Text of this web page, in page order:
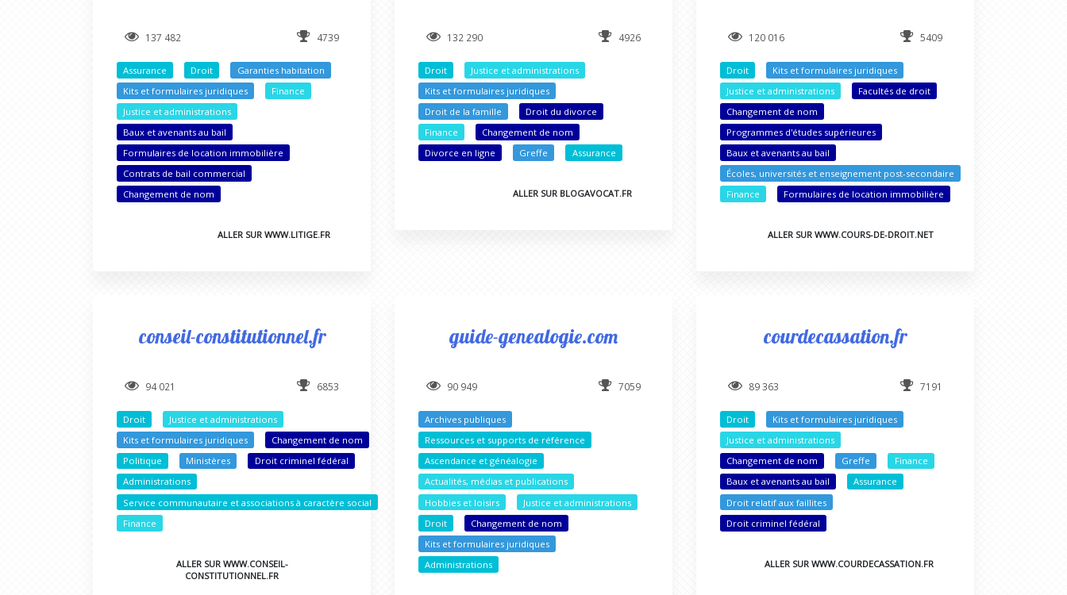
137 482 4739
Assurance Droit
Garanties habitation
Kits et formulaires juridiques
Finance
Justice et administrations
Baux et avenants au bail
Formulaires de location immobilière
Contrats de bail commercial
Changement de nom
ALLER SUR WWW.LITIGE.FR
132 290 4926
Droit
Justice et administrations
Kits et formulaires juridiques
Droit de la famille
Droit du divorce
Finance
Changement de nom
Divorce en ligne
Greffe Assurance
ALLER SUR BLOGAVOCAT.FR
120 016 5409
Droit
Kits et formulaires juridiques
Justice et administrations
Facultés de droit
Changement de nom
Programmes d'études supérieures
Baux et avenants au bail
Écoles, universités et enseignement post-secondaire
Finance
Formulaires de location immobilière
ALLER SUR WWW.COURS-DE-DROIT.NET
conseil-constitutionnel.fr
94 021 6853
Droit
Justice et administrations
Kits et formulaires juridiques
Changement de nom
Politique
Ministères
Droit criminel fédéral
Administrations
Service communautaire et associations à caractère social
Finance
ALLER SUR WWW.CONSEIL-
CONSTITUTIONNEL.FR
guide-genealogie.com
90 949 7059
Archives publiques
Ressources et supports de référence
Ascendance et généalogie
Actualités, médias et publications
Hobbies et loisirs
Justice et administrations
Droit
Changement de nom
Kits et formulaires juridiques
Administrations
courdecassation.fr
89 363 7191
Droit
Kits et formulaires juridiques
Justice et administrations
Changement de nom
Greffe
Finance
Baux et avenants au bail
Assurance
Droit relatif aux faillites
Droit criminel fédéral
ALLER SUR WWW.COURDECASSATION.FR